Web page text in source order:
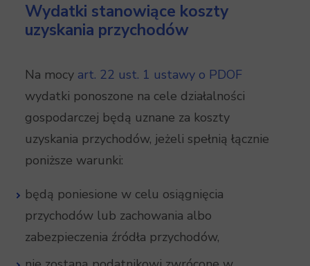
Wydatki stanowiące koszty
uzyskania przychodów
Na mocy art. 22 ust. 1 ustawy o PDOF
wydatki ponoszone na cele działalności
gospodarczej będą uznane za koszty
uzyskania przychodów, jeżeli spełnią łącznie
poniższe warunki:
będą poniesione w celu osiągnięcia
przychodów lub zachowania albo
zabezpieczenia źródła przychodów,